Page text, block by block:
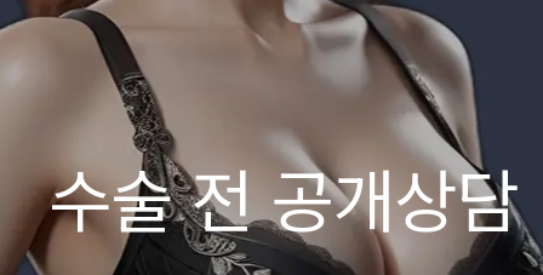
수술 전 공개상담